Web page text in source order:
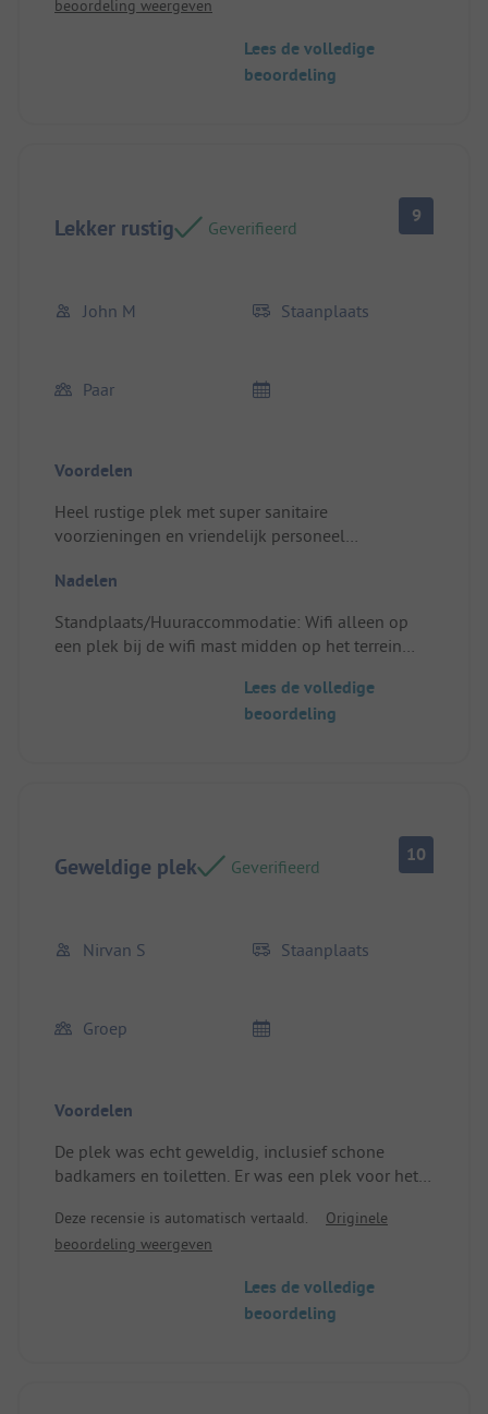
Betalingen in euro zouden kosteloos voor mij zijn
Plaats/Huuraccommodatie: Meer schaduw, het
deze alleen worden hersteld door op een ander
stopcontact over te schakelen. Het lag niet aan de
beoordeling weergeven
Lees de volledige
beoordeling
Lekker rustig Geverifieerd
9
John M Staanplaats
Paar
Voordelen
Heel rustige plek met super sanitaire
voorzieningen en vriendelijk personeel
op verschillende niveaus
Nadelen
Standplaats/Huuraccommodatie: Wifi alleen op
een plek bij de wifi mast midden op het terrein
Lees de volledige
beoordeling
Geweldige plek Geverifieerd
10
Nirvan S Staanplaats
Groep
Voordelen
De plek was echt geweldig, inclusief schone
badkamers en toiletten. Er was een plek voor het
kleding en voor het opslaan van spullen in de
koelopslag. Perfecte plek om te kamperen.
Deze recensie is automatisch vertaald.
Originele
beoordeling weergeven
Lees de volledige
beoordeling